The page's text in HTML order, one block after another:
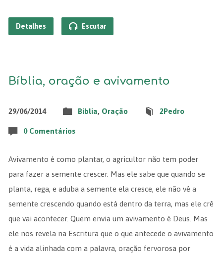
Detalhes Escutar
Bíblia, oração e avivamento
29/06/2014 Bíblia, Oração 2Pedro
0 Comentários
Avivamento é como plantar, o agricultor não tem poder
para fazer a semente crescer. Mas ele sabe que quando se
planta, rega, e aduba a semente ela cresce, ele não vê a
semente crescendo quando está dentro da terra, mas ele crê
que vai acontecer. Quem envia um avivamento é Deus. Mas
ele nos revela na Escritura que o que antecede o avivamento
é a vida alinhada com a palavra, oração fervorosa por